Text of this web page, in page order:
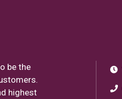
be the
highest